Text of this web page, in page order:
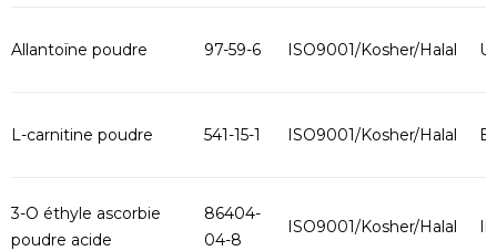
Allantoïne poudre 97-59-6 ISO9001/Kosher/Halal
L-carnitine poudre 541-15-1 ISO9001/Kosher/Halal
3-O éthyle ascorbie
poudre acide
86404-
04-8
ISO9001/Kosher/Halal